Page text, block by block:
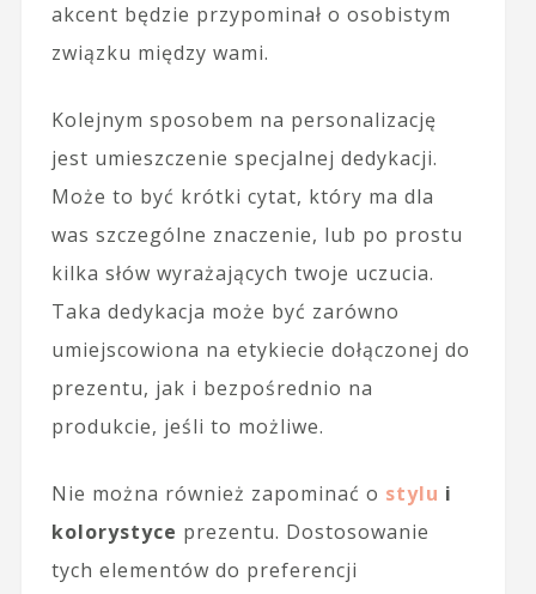
akcent będzie przypominał o osobistym
związku między wami.
Kolejnym sposobem na personalizację
jest umieszczenie specjalnej dedykacji.
Może to być krótki cytat, który ma dla
was szczególne znaczenie, lub po prostu
kilka słów wyrażających twoje uczucia.
Taka dedykacja może być zarówno
umiejscowiona na etykiecie dołączonej do
prezentu, jak i bezpośrednio na
produkcie, jeśli to możliwe.
Nie można również zapominać o stylu i
kolorystyce prezentu. Dostosowanie
tych elementów do preferencji